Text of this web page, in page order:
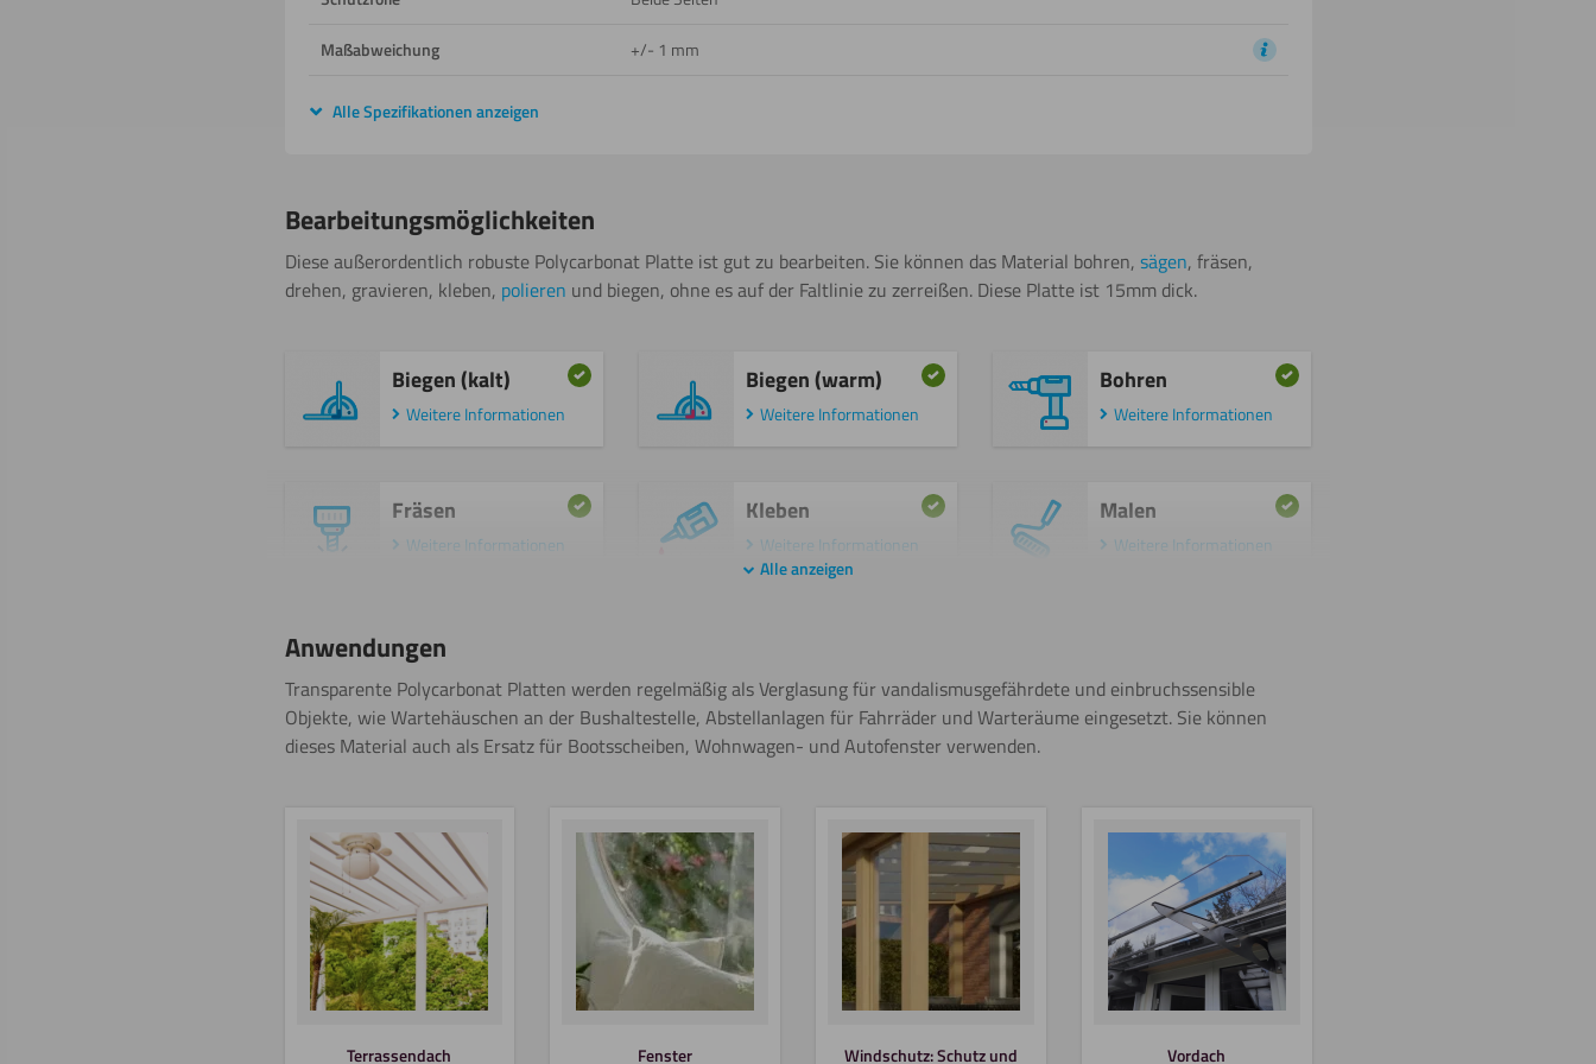
Maßabweichung +/- 1 mm
Alle Spezifikationen anzeigen
Bearbeitungsmöglichkeiten
Diese außerordentlich robuste Polycarbonat Platte ist gut zu bearbeiten. Sie können das Material bohren, sägen, fräsen,
drehen, gravieren, kleben, polieren und biegen, ohne es auf der Faltlinie zu zerreißen. Diese Platte ist 15mm dick.
Biegen (kalt)
Weitere Informationen
Biegen (warm)
Weitere Informationen
Bohren
Weitere Informationen
Fräsen
Weitere Informationen
Kleben
Weitere Informationen
Malen
Weitere Informationen
Polieren
Weitere Informationen Weitere Informationen
Beschichten Lasern Schneiden
Schweißen Wasserstrahl
Alle anzeigen
Anwendungen
Transparente Polycarbonat Platten werden regelmäßig als Verglasung für vandalismusgefährdete und einbruchssensible
Objekte, wie Wartehäuschen an der Bushaltestelle, Abstellanlagen für Fahrräder und Warteräume eingesetzt. Sie können
dieses Material auch als Ersatz für Bootsscheiben, Wohnwagen- und Autofenster verwenden.
Terrassendach Fenster Windschutz: Schutz und Vordach